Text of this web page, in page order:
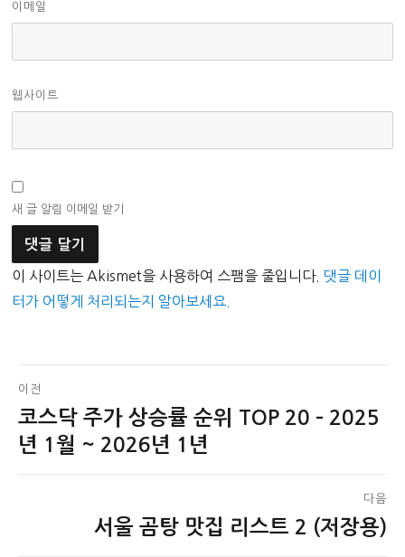
이메일
웹사이트
새 글 알림 이메일 받기
이 사이트는 Akismet을 사용하여 스팸을 줄입니다. 댓글 데이
터가 어떻게 처리되는지 알아보세요.
글
탐
색
이전
이
전
코스닥 주가 상승률 순위 TOP 20 – 2025
년 1월 ~ 2026년 1년
다음
서울 곰탕 맛집 리스트 2 (저장용)